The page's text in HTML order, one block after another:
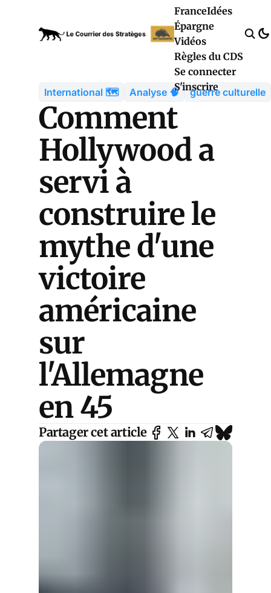
FranceIdées
Épargne
Vidéos
Règles du CDS
Se connecter
S'inscrire
International 🗺️ Analyse 🧠 guerre culturelle
Comment
Hollywood a
servi à
construire le
mythe d'une
victoire
américaine
sur
l'Allemagne
en 45
Partager cet article